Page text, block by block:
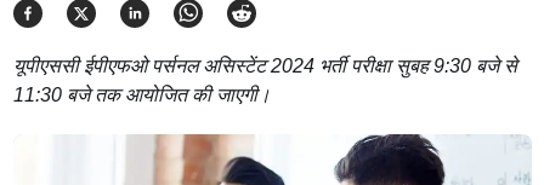
यूपीएससी ईपीएफओ पर्सनल असिस्टेंट 2024 भर्ती परीक्षा सुबह 9:30 बजे से
11:30 बजे तक आयोजित की जाएगी।